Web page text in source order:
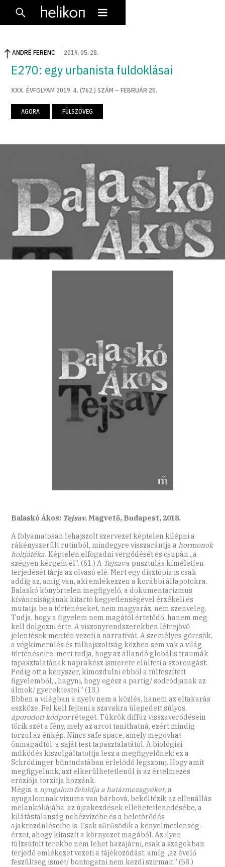
ANDRÉ FERENC 2019.05. 28.
E270: egy urbanista fuldoklásai
XXX. ÉVFOLYAM 2019. 4. (762.) SZÁM – FEBRUÁR 25.
AGORA FÜLSZÖVEG
Balaskó Ákos: Tejsav. Magvető, Budapest, 2018.
A folyamatosan lehajszolt szervezet képtelen kilépni a
rákényszerült rutinból, mindegyre visszarántja ahormonok
holtjátéka.Képtelen elfogadni vergődését és csupán „a
szégyen kérgein él”. (61.) A Tejsava pusztulás kíméletlen
terjedését tárja az olvasó elé. Mert egy disztópia is csak
addig az, amíg van, aki emlékezzen a korábbi állapotokra.
Balaskó könyörtelen megfigyelő, a dokumentarizmus
kíváncsiságának kitartó kegyetlenségével érzékeli és
mutatja be a történéseket, nem magyaráz, nem szenveleg.
Tudja, hogy a figyelem nem magától értetődő, hanem meg
kell dolgozni érte. A viszonyrendszerekben létrejövő
jelentések mentén vezeti a narratívát. A személyes görcsök,
a végkimerülés és túlhajszoltság közben sem vak a világ
történéseire, mert tudja, hogy az állandó globális traumák
tapasztalatának naprakész ismerete elülteti a szorongást.
Pedig ott a kényszer, kimozdulni ebből a túlfeszített
figyelemből, „hagyni, hogy egész a partig/ sodródjanak az
álmok/ gyerektestei.” (13.)
Ebben a világban a nyelv nem a közlés, hanem az eltakarás
eszköze. Fel kell fejteni a szavakra ülepedett súlyos,
áporodott ködporréteget. Tükrök diffúz visszaverődésein
törik szét a fény, mely az arcot taníthatná, ezért mindig
torzul az énkép. Nincs safe space, amely megóvhat
önmagadtól, a saját test tapasztalatától. A biológiai
működés kiszolgáltatottja lesz a megfigyelőnek: ez a
Schrödinger bűntudatában érlelődő légszomj. Hogy amit
megfigyelünk, azt elkerülhetetlenül is az értelmezés
eróziója torzítja hozzánk.
Mégis, a nyugalom feloldja a határmezsgyéket, a
nyugalomnak vízuma van bárhová, beköltözik az ellenállás
melankóliájába, az újrakezdések ellehetetlenedésébe, a
kilátástalanság nehézvizébe és a beletörődés
ajakrezdüléseibe is. Csak sűrűsödik a kényelmetlenség-
érzet, ahogy kitaszít a környezet magából. Az ilyen
túlzsúfolt terekbe nem lehet hazajárni, csak a szagokban
terjedő emlékezet vezeti a tájékozódást, amíg „az évelő
feszültség ismét/ bontogatni nem kezdi szirmait.” (58.)